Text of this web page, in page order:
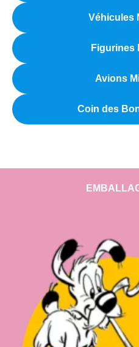
Véhicules
Figurines
Avions
Coin des